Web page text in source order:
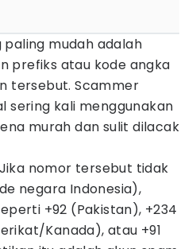
mudah adalah
prefiks atau kode angka
tersebut. Scammer
sering kali menggunakan
murah dan sulit dilacak
nomor tersebut tidak
negara Indonesia),
+92 (Pakistan), +234
Kanada), atau +91